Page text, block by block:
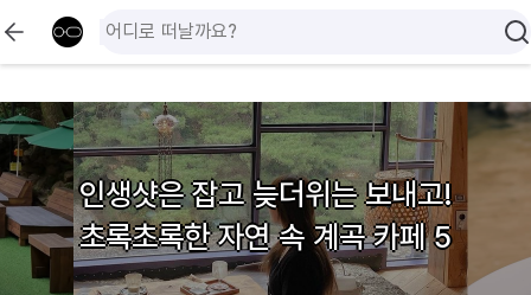
인생샷은 잡고 늦더위는 보내고!
초록초록한 자연 속 계곡 카페 5